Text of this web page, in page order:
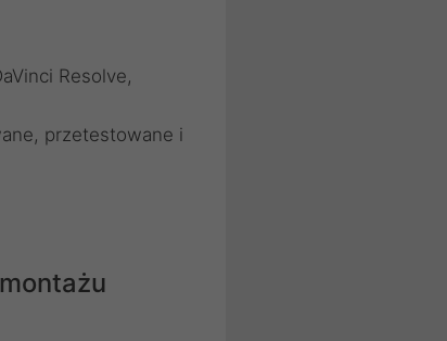
Resolve,
przetestowane i